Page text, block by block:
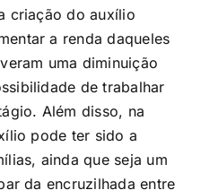
criação do auxílio
a renda daqueles
uma diminuição
de trabalhar
Além disso, na
pode ter sido a
ainda que seja um
da encruzilhada entre